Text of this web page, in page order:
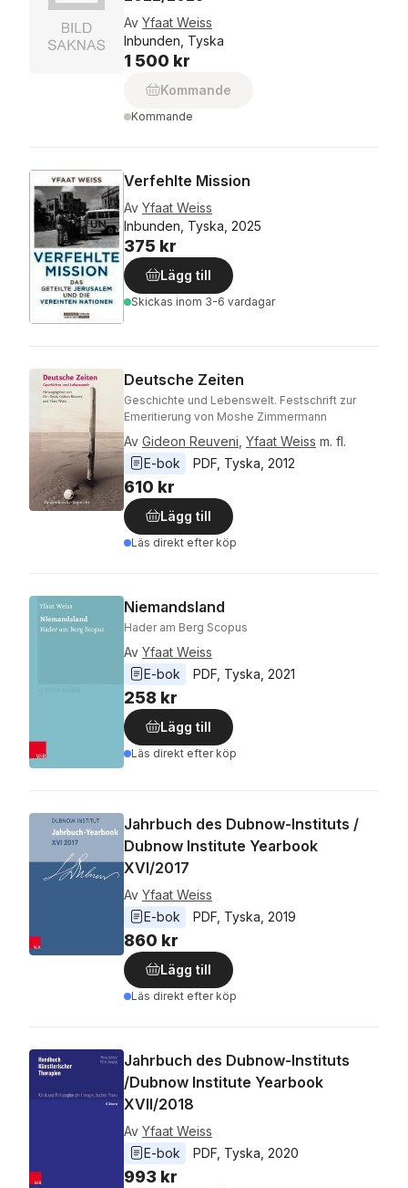
Av Yfaat Weiss
Inbunden, Tyska
1 500 kr
Kommande
Kommande
Verfehlte Mission
Av Yfaat Weiss
Inbunden, Tyska, 2025
375 kr
Lägg till
Skickas inom 3-6 vardagar
Deutsche Zeiten
Geschichte und Lebenswelt. Festschrift zur
Emeritierung von Moshe Zimmermann
Av Gideon Reuveni Yfaat Weiss m. fl.
E-bok
PDF Tyska 2012
610 kr
Lägg till
Läs direkt efter köp
Niemandsland
Hader am Berg Scopus
Av Yfaat Weiss
E-bok
PDF Tyska 2021
258 kr
Lägg till
Läs direkt efter köp
Jahrbuch des Dubnow-Instituts /
Dubnow Institute Yearbook
XVI/2017
Av Yfaat Weiss
E-bok
PDF Tyska 2019
860 kr
Lägg till
Läs direkt efter köp
Jahrbuch des Dubnow-Instituts
/Dubnow Institute Yearbook
XVII/2018
Av Yfaat Weiss
E-bok
PDF Tyska 2020
993 kr